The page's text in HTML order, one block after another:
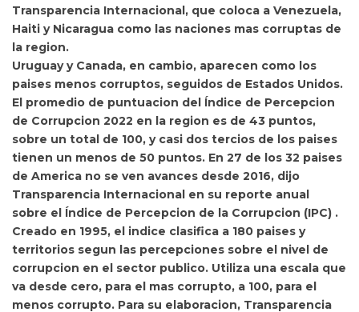
Transparencia Internacional, que coloca a Venezuela,
Haiti y Nicaragua como las naciones mas corruptas de
la region.
Uruguay y Canada, en cambio, aparecen como los
paises menos corruptos, seguidos de Estados Unidos.
El promedio de puntuacion del Índice de Percepcion
de Corrupcion 2022 en la region es de 43 puntos,
sobre un total de 100, y casi dos tercios de los paises
tienen un menos de 50 puntos. En 27 de los 32 paises
de America no se ven avances desde 2016, dijo
Transparencia Internacional en su reporte anual
sobre el Índice de Percepcion de la Corrupcion (IPC) .
Creado en 1995, el indice clasifica a 180 paises y
territorios segun las percepciones sobre el nivel de
corrupcion en el sector publico. Utiliza una escala que
va desde cero, para el mas corrupto, a 100, para el
menos corrupto. Para su elaboracion, Transparencia